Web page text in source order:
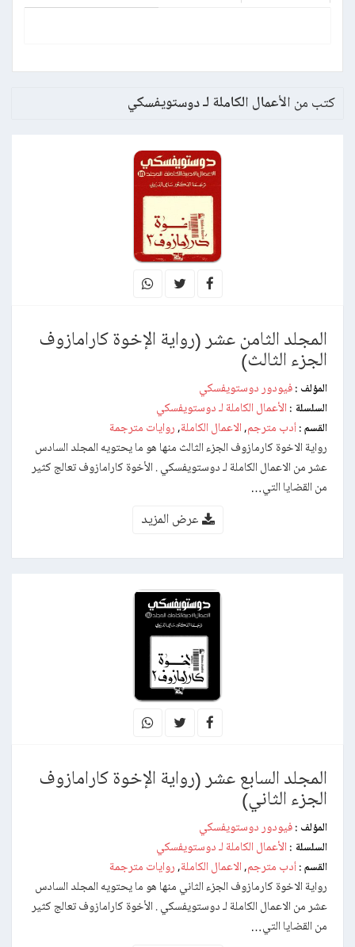
كتب من الأعمال الكاملة لـ دوستويفسكي
المجلد الثامن عشر (رواية الإخوة كارامازوف
الجزء الثالث)
المؤلف : فيودور دوستويفسكي
السلسلة : الأعمال الكاملة لـ دوستويفسكي
القسم : أدب مترجم, الاعمال الكاملة, روايات مترجمة
رواية الاخوة كارمازوف الجزء الثالث منها هو ما يحتويه المجلد السادس
عشر من الاعمال الكاملة لـ دوستويفسكي . الأخوة كارامازوف تعالج كثير
من القضايا التي…
عرض المزيد
المجلد السابع عشر (رواية الإخوة كارامازوف
الجزء الثاني)
المؤلف : فيودور دوستويفسكي
السلسلة : الأعمال الكاملة لـ دوستويفسكي
القسم : أدب مترجم, الاعمال الكاملة, روايات مترجمة
رواية الاخوة كارمازوف الجزء الثاني منها هو ما يحتويه المجلد السادس
عشر من الاعمال الكاملة لـ دوستويفسكي . الأخوة كارامازوف تعالج كثير
من القضايا التي…